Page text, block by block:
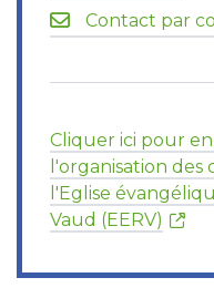
Contact par
Cliquer ici pour
l'organisation des
l'Eglise
Vaud (EERV)